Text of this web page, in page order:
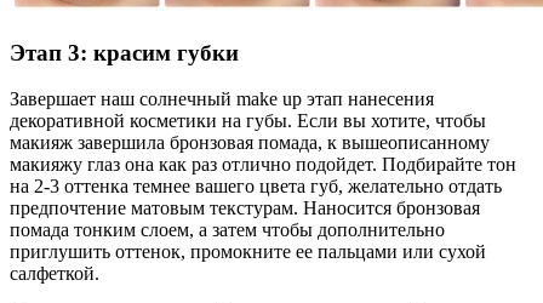
Этап 3: красим губки
Завершает наш солнечный make up этап нанесения
декоративной косметики на губы. Если вы хотите, чтобы
макияж завершила бронзовая помада, к вышеописанному
макияжу глаз она как раз отлично подойдет. Подбирайте тон
на 2-3 оттенка темнее вашего цвета губ, желательно отдать
предпочтение матовым текстурам. Наносится бронзовая
помада тонким слоем, а затем чтобы дополнительно
приглушить оттенок, промокните ее пальцами или сухой
салфеткой.